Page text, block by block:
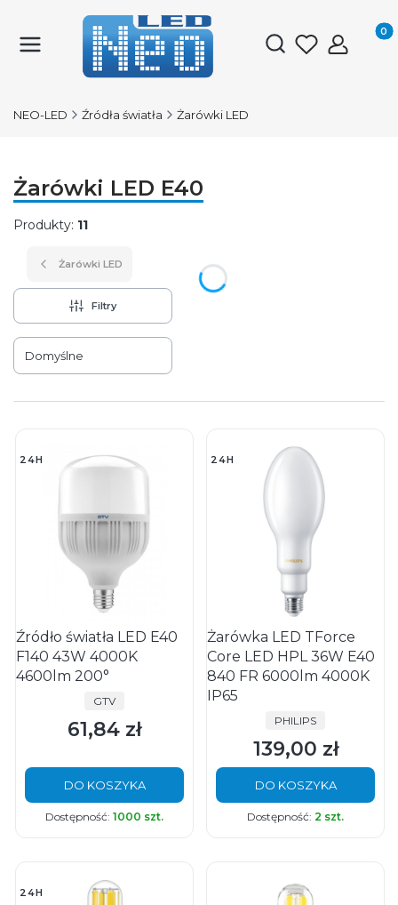
Otwórz
NEO-LED Źródła światła Żarówki LED
Żarówki LED E40
Produkty: 11
Żarówki LED
Filtry
Lista produktów
Domyślne
24H
Źródło światła LED E40
F140 43W 4000K
4600lm 200°
PRODUCENT
GTV
Cena
61,84 zł
DO KOSZYKA
Dostępność: 1000 szt.
24H
Żarówka LED TForce
Core LED HPL 36W E40
840 FR 6000lm 4000K
IP65
PRODUCENT
PHILIPS
Cena
139,00 zł
DO KOSZYKA
Dostępność: 2 szt.
24H